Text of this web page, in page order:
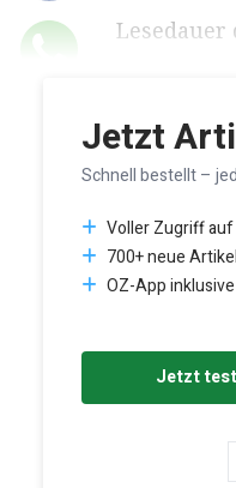
Lesedauer
Jetzt
Schnell bestellt –
Voller Zugriff
700+ neue
OZ-App inklusive
Jetzt